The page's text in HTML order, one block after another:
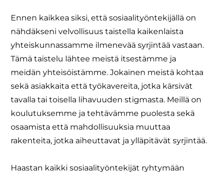
Ennen kaikkea siksi, että sosiaalityöntekijällä on
nähdäkseni velvollisuus taistella kaikenlaista
yhteiskunnassamme ilmenevää syrjintää vastaan.
Tämä taistelu lähtee meistä itsestämme ja
meidän yhteisöistämme. Jokainen meistä kohtaa
sekä asiakkaita että työkavereita, jotka kärsivät
tavalla tai toisella lihavuuden stigmasta. Meillä on
koulutuksemme ja tehtävämme puolesta sekä
osaamista että mahdollisuuksia muuttaa
rakenteita, jotka aiheuttavat ja ylläpitävät syrjintää.
​Haastan kaikki sosiaalityöntekijät ryhtymään